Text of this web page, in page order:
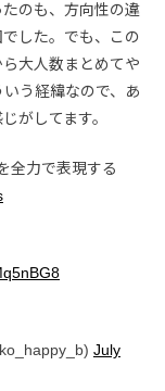
のも、方向性の違
した。でも、この
大人数まとめてや
う経緯なので、あ
がしてます。
全力で表現する
July